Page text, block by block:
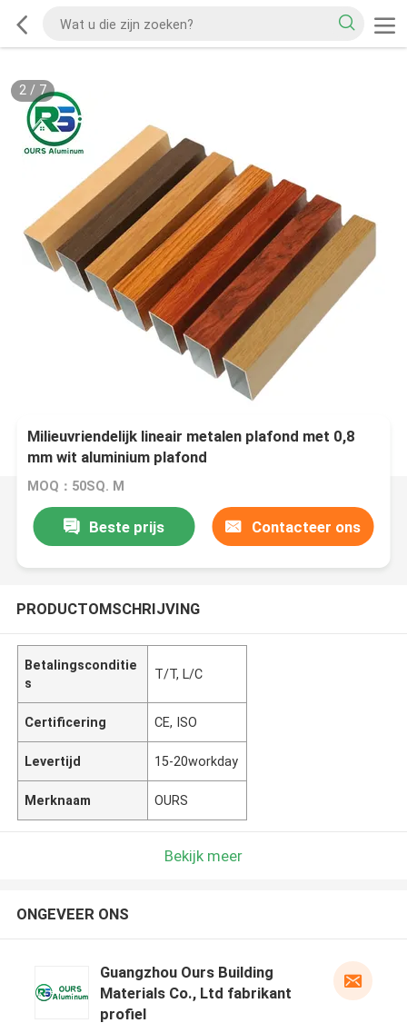
2/ 7
Milieuvriendelijk lineair metalen plafond met 0,8
mm wit aluminium plafond
MOQ：50SQ. M
Beste prijs Contacteer ons
PRODUCTOMSCHRIJVING
Betalingsconditie
s
T/T, L/C
Certificering CE, ISO
Levertijd 15-20workday
Merknaam OURS
Bekijk meer
ONGEVEER ONS
Guangzhou Ours Building
Materials Co., Ltd fabrikant
profiel